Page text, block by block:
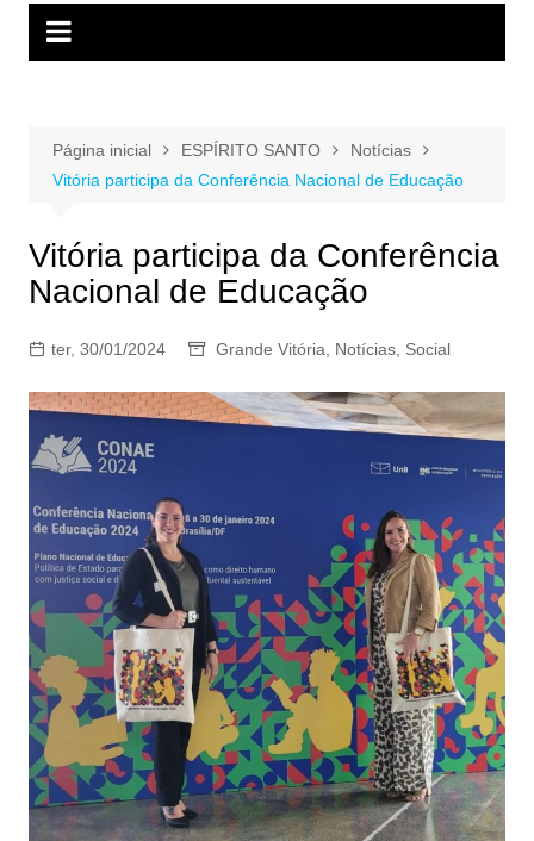
Página inicial ESPÍRITO SANTO
Notícias
Vitória participa da Conferência Nacional de Educação
Vitória participa da Conferência
Nacional de Educação
ter, 30/01/2024 Grande Vitória Notícias, Social